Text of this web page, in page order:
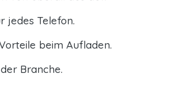
jedes Telefon.
beim Aufladen.
Branche.